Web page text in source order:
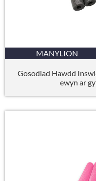
MANYLION
Gosodiad Hawdd
ewyn ar